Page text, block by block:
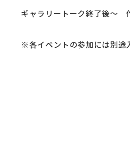
ギャラリートーク終了後～
※各イベントの参加には別途